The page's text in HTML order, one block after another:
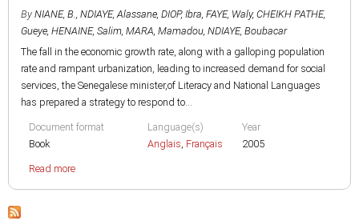
By NIANE, B., NDIAYE, Alassane, DIOP, Ibra, FAYE, Waly, CHEIKH PATHE,
Gueye, HENAINE, Salim, MARA, Mamadou, NDIAYE, Boubacar
The fall in the economic growth rate, along with a galloping population
rate and rampant urbanization, leading to increased demand for social
services, the Senegalese minister,of Literacy and National Languages
has prepared a strategy to respond to...
Document format
Book
Language(s)
Anglais, Français
Year
2005
Read more